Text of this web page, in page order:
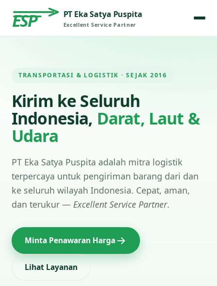
ESP PT Eka Satya Puspita
Excellent Service Partner
TRANSPORTASI & LOGISTIK · SEJAK 2016
Kirim ke Seluruh
Indonesia, Darat, Laut &
Udara
PT Eka Satya Puspita adalah mitra logistik
terpercaya untuk pengiriman barang dari dan
ke seluruh wilayah Indonesia. Cepat, aman,
dan terukur — Excellent Service Partner.
Minta Penawaran Harga
Lihat Layanan